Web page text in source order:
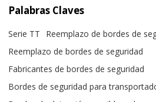
Palabras Claves
Serie TT
Reemplazo de bordes de
Reemplazo de bordes de seguridad
Fabricantes de bordes de seguridad
Bordes de seguridad para